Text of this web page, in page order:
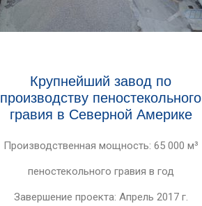
Крупнейший завод по
производству пеностекольного
гравия в Северной Америке
Производственная мощность: 65 000 м³
пеностекольного гравия в год
Завершение проекта: Апрель 2017 г.